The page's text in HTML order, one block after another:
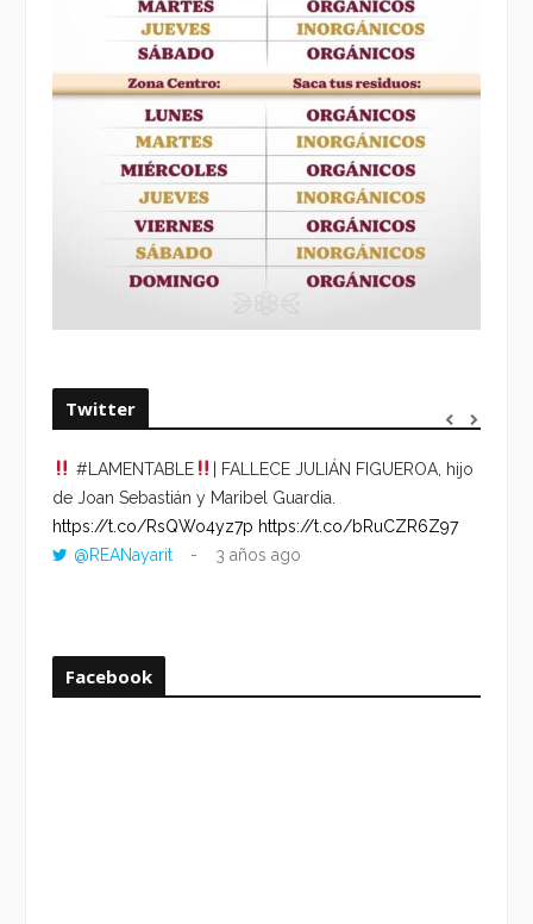
Twitter
#LAMENTABLE
| FALLECE JULIÁN FIGUEROA, hijo
de Joan Sebastián y Maribel Guardia.
https://t.co/RsQWo4yz7p https://t.co/bRuCZR6Z97
@REANayarit
3 años ago
Facebook